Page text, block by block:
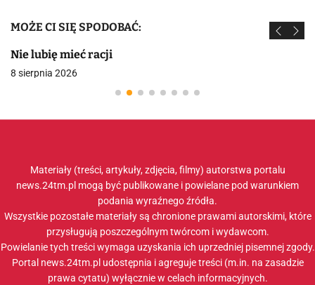
MOŻE CI SIĘ SPODOBAĆ:
Nie lubię mieć racji
8 sierpnia 2026
Materiały (treści, artykuły, zdjęcia, filmy) autorstwa portalu
news.24tm.pl mogą być publikowane i powielane pod warunkiem
podania wyraźnego źródła.
Wszystkie pozostałe materiały są chronione prawami autorskimi, które
przysługują poszczególnym twórcom i wydawcom.
Powielanie tych treści wymaga uzyskania ich uprzedniej pisemnej zgody.
Portal news.24tm.pl udostępnia i agreguje treści (m.in. na zasadzie
prawa cytatu) wyłącznie w celach informacyjnych.